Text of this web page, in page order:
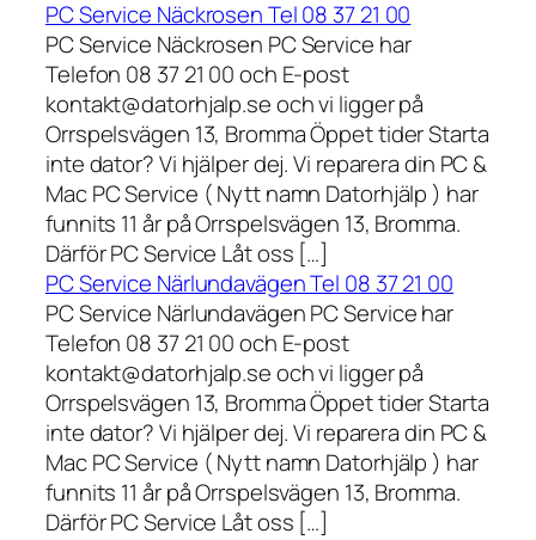
PC Service Näckrosen Tel 08 37 21 00
PC Service Näckrosen PC Service har
Telefon 08 37 21 00 och E-post
kontakt@datorhjalp.se och vi ligger på
Orrspelsvägen 13, Bromma Öppet tider Starta
inte dator? Vi hjälper dej. Vi reparera din PC &
Mac PC Service ( Nytt namn Datorhjälp ) har
funnits 11 år på Orrspelsvägen 13, Bromma.
Därför PC Service Låt oss […]
PC Service Närlundavägen Tel 08 37 21 00
PC Service Närlundavägen PC Service har
Telefon 08 37 21 00 och E-post
kontakt@datorhjalp.se och vi ligger på
Orrspelsvägen 13, Bromma Öppet tider Starta
inte dator? Vi hjälper dej. Vi reparera din PC &
Mac PC Service ( Nytt namn Datorhjälp ) har
funnits 11 år på Orrspelsvägen 13, Bromma.
Därför PC Service Låt oss […]